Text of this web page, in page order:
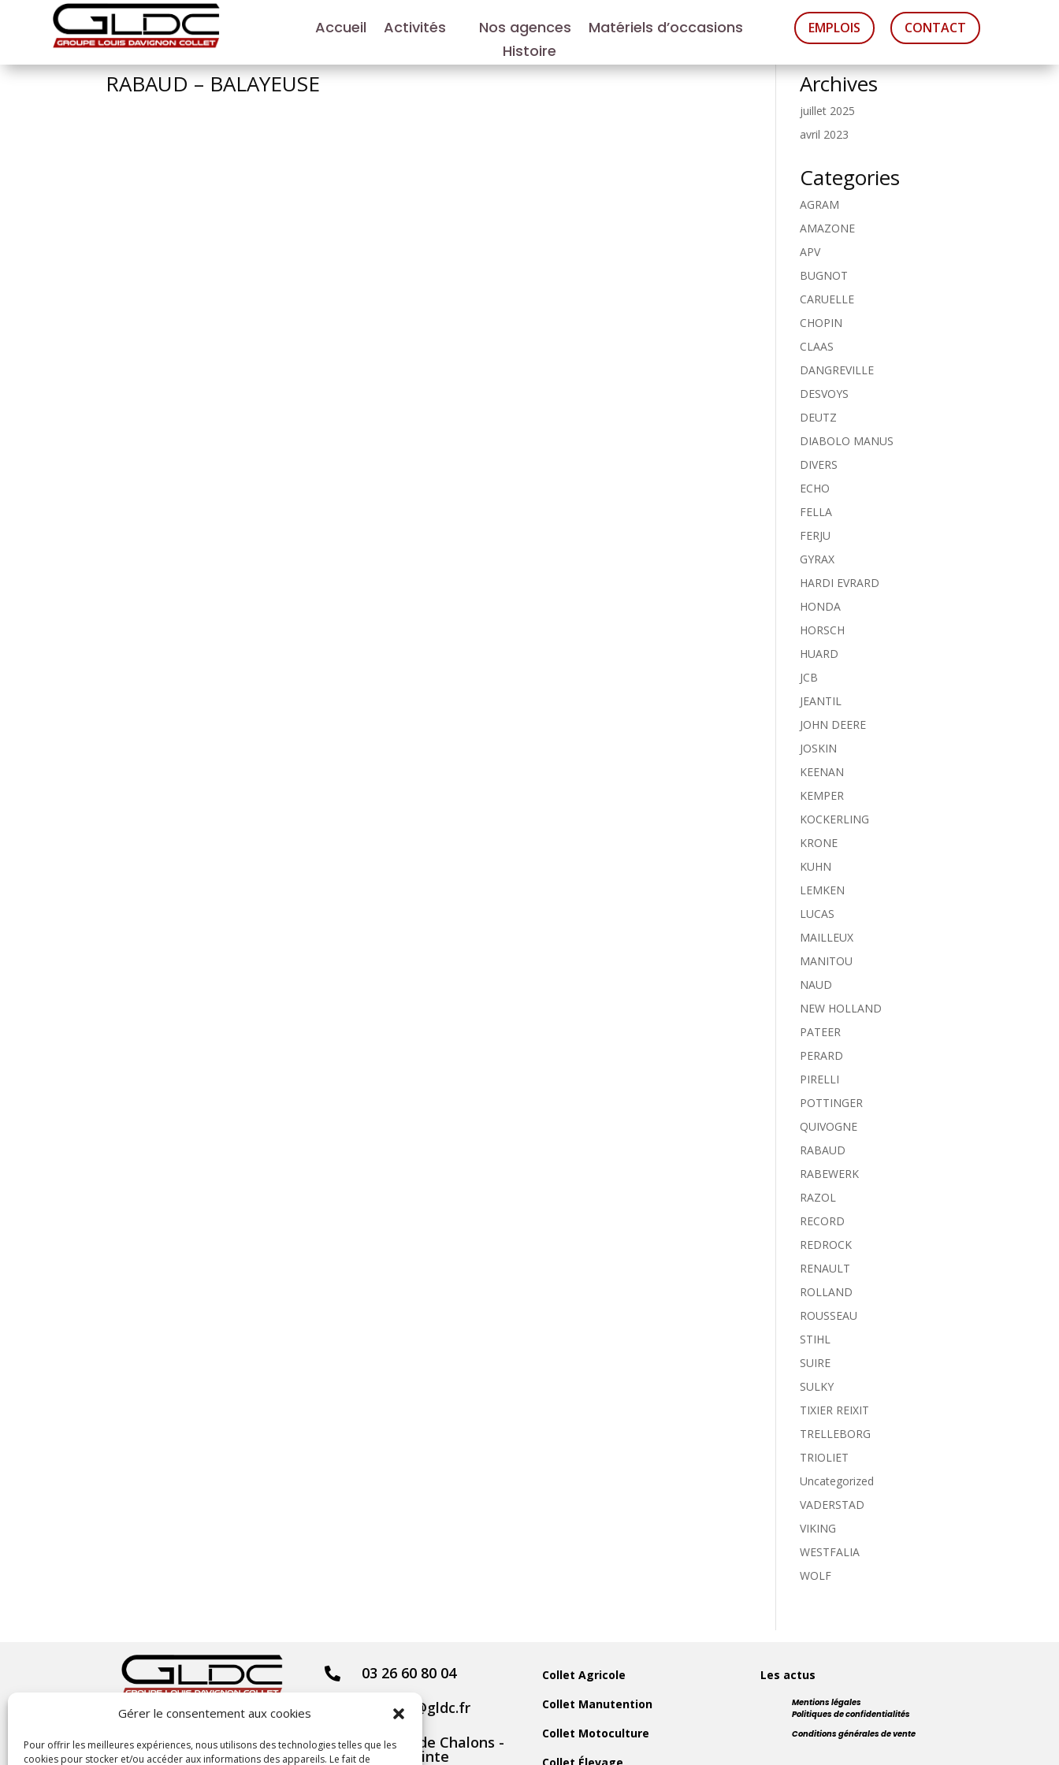
Gérer le consentement aux cookies
Pour offrir les meilleures expériences, nous utilisons des technologies telles que les
cookies pour stocker et/ou accéder aux informations des appareils. Le fait de
Accueil Activités Nos agences
Matériels d’occasions
Histoire
EMPLOIS CONTACT
RABAUD – BALAYEUSE Archives
juillet 2025
avril 2023
Categories
AGRAM
AMAZONE
APV
BUGNOT
CARUELLE
CHOPIN
CLAAS
DANGREVILLE
DESVOYS
DEUTZ
DIABOLO MANUS
DIVERS
ECHO
FELLA
FERJU
GYRAX
HARDI EVRARD
HONDA
HORSCH
HUARD
JCB
JEANTIL
JOHN DEERE
JOSKIN
KEENAN
KEMPER
KOCKERLING
KRONE
KUHN
LEMKEN
LUCAS
MAILLEUX
MANITOU
NAUD
NEW HOLLAND
PATEER
PERARD
PIRELLI
POTTINGER
QUIVOGNE
RABAUD
RABEWERK
RAZOL
RECORD
REDROCK
RENAULT
ROLLAND
ROUSSEAU
STIHL
SUIRE
SULKY
TIXIER REIXIT
TRELLEBORG
TRIOLIET
Uncategorized
VADERSTAD
VIKING
WESTFALIA
WOLF
 03 26 60 80 04
contact@gldc.fr
 5 Route de Chalons -
51800 Sainte
Collet Agricole
Collet Manutention
Collet Motoculture
Les actus
Mentions légales
Politiques de confidentialités
Conditions générales de vente